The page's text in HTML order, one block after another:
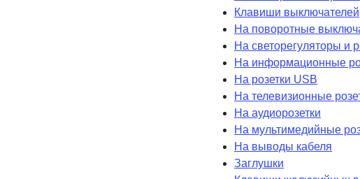
Клавиши выключателей
На поворотные
На светорегуляторы и
На информационные
На розетки USB
На телевизионные
На аудиорозетки
На мультимедийные
На выводы кабеля
Заглушки